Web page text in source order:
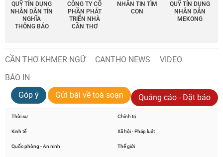
QUỸ TÍN DỤNG
NHÂN DÂN TÍN
NGHĨA
THÔNG BÁO
CÔNG TY CỔ
PHẦN PHÁT
TRIỂN NHÀ
CẦN THƠ
NHẮN TIN TÌM
CON
QUỸ TÍN DỤNG
NHÂN DÂN
MEKONG
CẦN THƠ KHMER NGỮ CANTHO NEWS
VIDEO
BÁO IN
Góp ý
Gửi bài về toà soạn Quảng cáo - Đặt báo
Thời sự Chính trị
Kinh tế Xã hội - Pháp luật
Quốc phòng - An ninh Thế giới